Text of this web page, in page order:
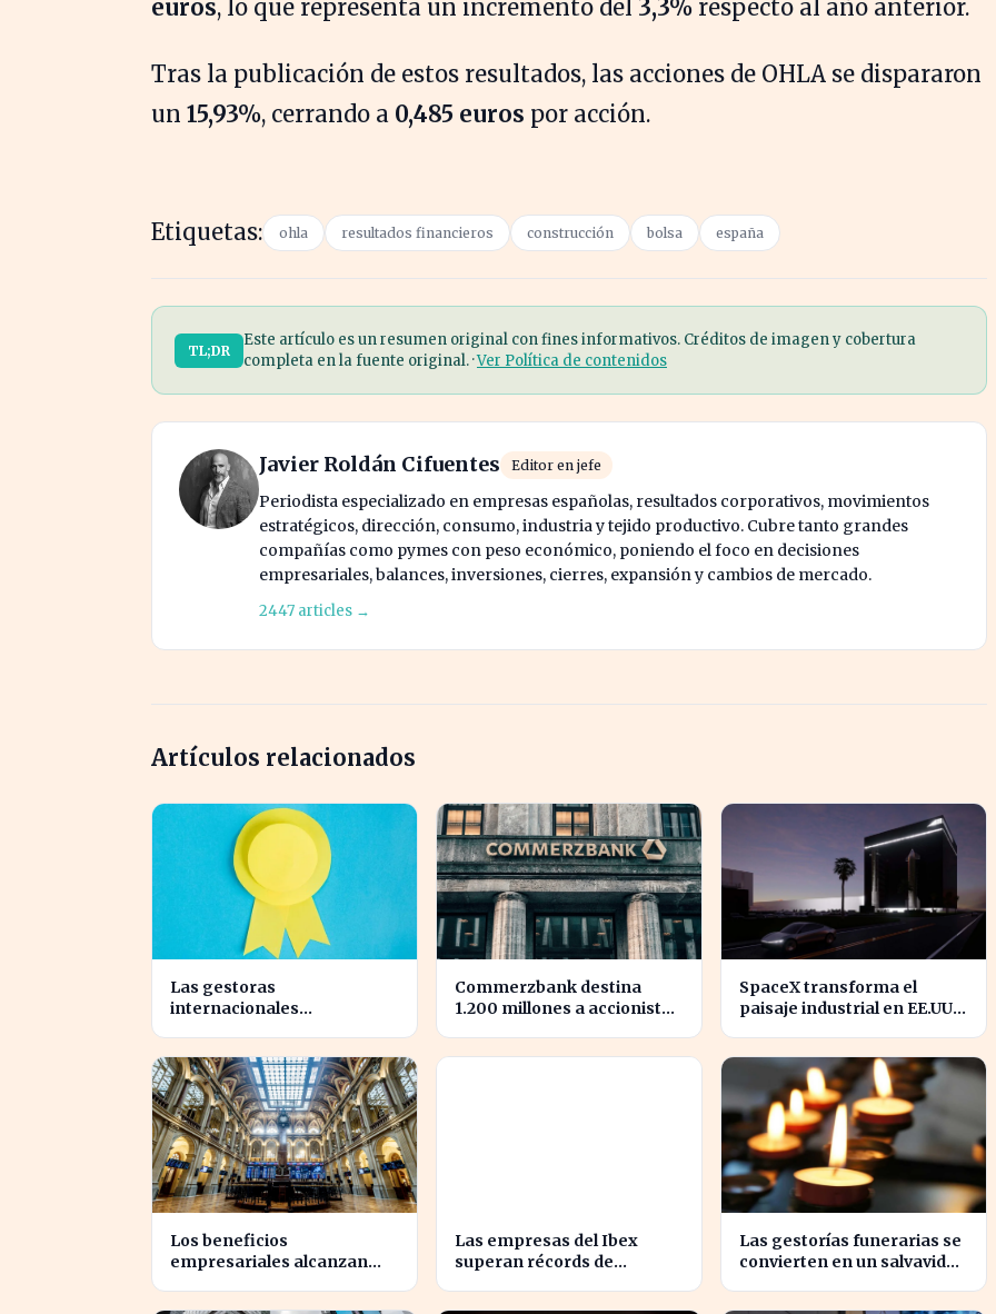
euros, lo que representa un incremento del 3,3% respecto al año anterior.
Tras la publicación de estos resultados, las acciones de OHLA se dispararon
un 15,93%, cerrando a 0,485 euros por acción.
Etiquetas: ohla resultados financieros construcción bolsa españa
TL;DR
Este artículo es un resumen original con fines informativos. Créditos de imagen y cobertura
completa en la fuente original. ·Ver Política de contenidos
Javier Roldán Cifuentes Editor en jefe
Periodista especializado en empresas españolas, resultados corporativos, movimientos
estratégicos, dirección, consumo, industria y tejido productivo. Cubre tanto grandes
compañías como pymes con peso económico, poniendo el foco en decisiones
empresariales, balances, inversiones, cierres, expansión y cambios de mercado.
2447 articles →
Artículos relacionados
Las gestoras
internacionales
nuevos nombrados?
Commerzbank destina
1.200 millones a accionistas
SpaceX transforma el
paisaje industrial en EE.UU.
zonas
Los beneficios
empresariales alcanzan
Las empresas del Ibex
superan récords de
Las gestorías funerarias se
convierten en un salvavidas